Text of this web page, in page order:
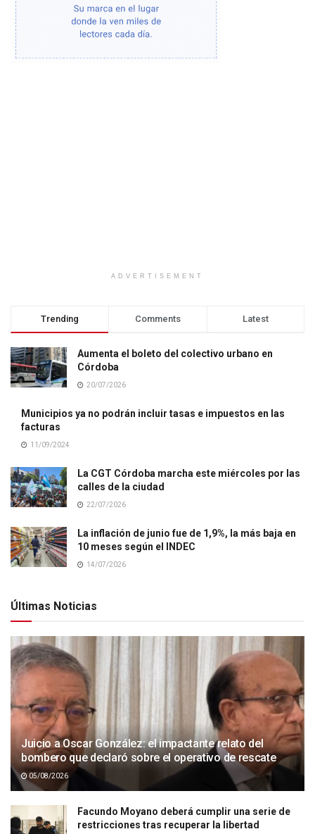
ADVERTISEMENT
Trending Comments Latest
Aumenta el boleto del colectivo urbano en
Córdoba
20/07/2026
Municipios ya no podrán incluir tasas e impuestos en las
facturas
11/09/2024
La CGT Córdoba marcha este miércoles por las
calles de la ciudad
22/07/2026
La inflación de junio fue de 1,9%, la más baja en
10 meses según el INDEC
14/07/2026
Últimas Noticias
Juicio a Oscar González: el impactante relato del
bombero que declaró sobre el operativo de rescate
05/08/2026
Facundo Moyano deberá cumplir una serie de
restricciones tras recuperar la libertad